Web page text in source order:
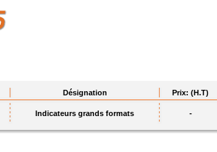
Désignation Prix: (H.T)
Indicateurs grands formats -